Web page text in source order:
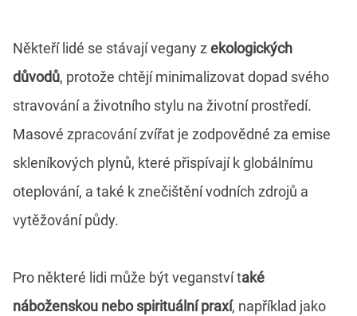
Někteří lidé se stávají vegany z ekologických
důvodů, protože chtějí minimalizovat dopad svého
stravování a životního stylu na životní prostředí.
Masové zpracování zvířat je zodpovědné za emise
skleníkových plynů, které přispívají k globálnímu
oteplování, a také k znečištění vodních zdrojů a
vytěžování půdy.
Pro některé lidi může být veganství také
náboženskou nebo spirituální praxí, například jako